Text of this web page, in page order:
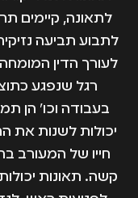
לתאונה, קיימים
לתבוע תביעה
לעורך הדין
רגל שנפגע
בעבודה וכו' הן
יכולות לשנות את
חייו של המעורב
קשה. תאונות